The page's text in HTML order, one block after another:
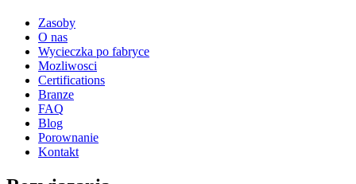
Zasoby
O nas
Wycieczka po fabryce
Mozliwosci
Certifications
Branze
FAQ
Blog
Porownanie
Kontakt